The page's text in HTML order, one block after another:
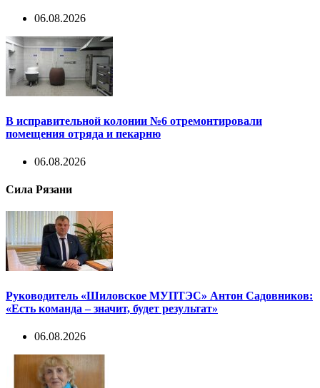
06.08.2026
В исправительной колонии №6 отремонтировали
помещения отряда и пекарню
06.08.2026
Сила Рязани
Руководитель «Шиловское МУПТЭС» Антон Садовников:
«Есть команда – значит, будет результат»
06.08.2026